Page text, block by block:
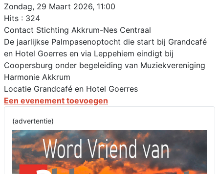
Zondag, 29 Maart 2026, 11:00
Hits : 324
Contact Stichting Akkrum-Nes Centraal
De jaarlijkse Palmpasenoptocht die start bij Grandcafé
en Hotel Goerres en via Leppehiem eindigt bij
Coopersburg onder begeleiding van Muziekvereniging
Harmonie Akkrum
Locatie Grandcafé en Hotel Goerres
Een evenement toevoegen
(advertentie)